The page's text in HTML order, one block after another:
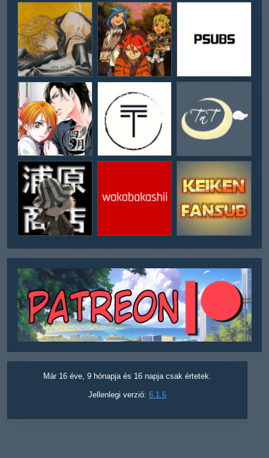
Már 16 éve, 9 hónapja és 16 napja csak értetek.
Jellenlegi verzió: 6.1.6